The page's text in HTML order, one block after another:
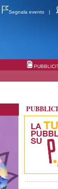
Segnala evento |